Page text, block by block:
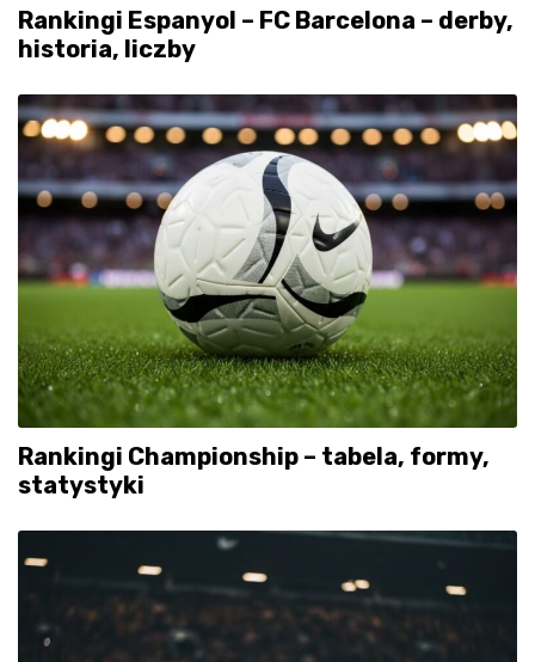
Rankingi Espanyol – FC Barcelona – derby,
historia, liczby
Rankingi Championship – tabela, formy,
statystyki